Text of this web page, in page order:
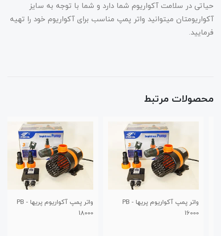
حیاتی در سلامت آکواریوم شما دارد و شما با توجه به سایز
آکواریومتان میتوانید واتر پمپ مناسب برای آکواریوم خود را تهیه
فرمایید.
محصولات مرتبط
واتر پمپ آکواریوم پریها PB -
16000
واتر پمپ آکواریوم پریها PB -
18000